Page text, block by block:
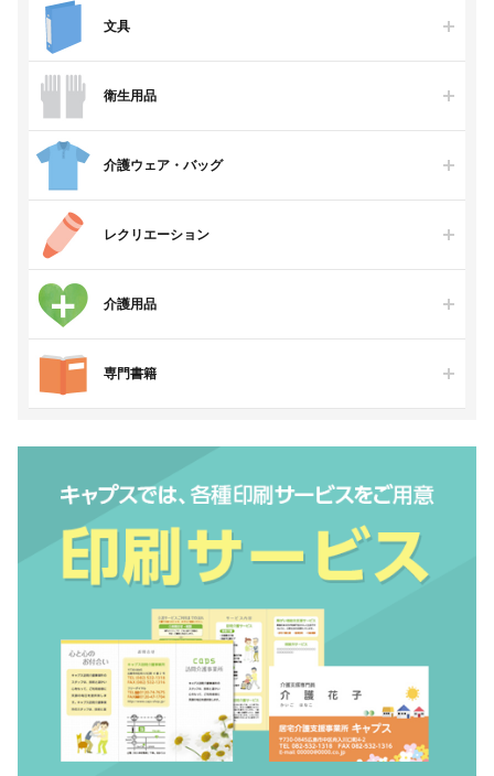
文具
衛生用品
介護ウェア・バッグ
レクリエーション
介護用品
専門書籍